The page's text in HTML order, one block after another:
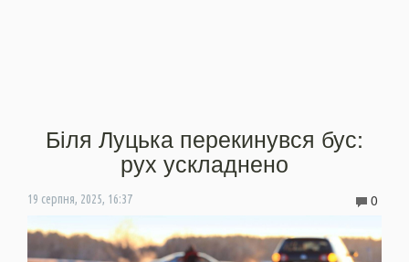
Біля Луцька перекинувся бус:
рух ускладнено
19 серпня, 2025, 16:37 0